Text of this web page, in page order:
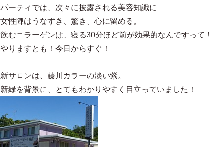
パーティでは、次々に披露される美容知識に
女性陣はうなずき、驚き、心に留める。
飲むコラーゲンは、寝る30分ほど前が効果的なんですって！
やりますとも！今日からすぐ！
新サロンは、藤川カラーの淡い紫。
新緑を背景に、とてもわかりやすく目立っていました！